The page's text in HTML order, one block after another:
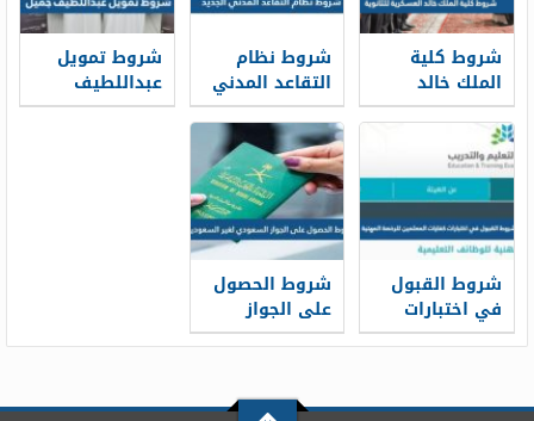
شروط كلية
الملك خالد
العسكرية
للثانوية 1448
شروط نظام
التقاعد المدني
الجديد 1448
شروط تمويل
عبداللطيف
جميل 1448
شروط القبول
في اختبارات
كفايات
1448
شروط الحصول
على الجواز
السعودي لغير